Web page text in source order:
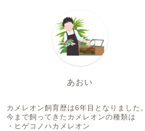
あおい
カメレオン飼育歴は6年目となりました。
今まで飼ってきたカメレオンの種類は
・ヒゲコノハカメレオン